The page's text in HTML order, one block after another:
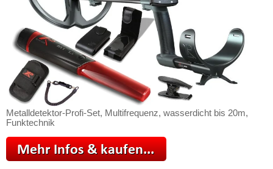
Metalldetektor-Profi-Set, Multifrequenz, wasserdicht bis 20m,
Funktechnik